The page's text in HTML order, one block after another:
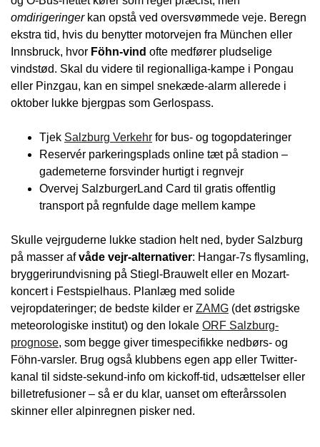
omdirigeringerkan opstå ved oversvømmede veje. Beregn
ekstra tid, hvis du benytter motorvejen fra München eller
Innsbruck, hvor Föhn-vind ofte medfører pludselige
vindstød. Skal du videre til regionalliga-kampe i Pongau
eller Pinzgau, kan en simpel snekæde-alarm allerede i
oktober lukke bjergpas som Gerlospass.
Tjek Salzburg Verkehr for bus- og togopdateringer
Reservér parkeringsplads online tæt på stadion –
gademeterne forsvinder hurtigt i regnvejr
Overvej SalzburgerLand Card til gratis offentlig
transport på regnfulde dage mellem kampe
Skulle vejrguderne lukke stadion helt ned, byder Salzburg
på masser afvåde vejr-alternativer: Hangar-7s flysamling,
bryggerirundvisning på Stiegl-Brauwelt eller en Mozart-
koncert i Festspielhaus. Planlæg med solide
vejropdateringer; de bedste kilder er ZAMG (det østrigske
meteorologiske institut) og den lokale ORF Salzburg-
prognose, som begge giver timespecifikke nedbørs- og
Föhn-varsler. Brug også klubbens egen app eller Twitter-
kanal til sidste-sekund-info om kickoff-tid, udsættelser eller
billetrefusioner – så er du klar, uanset om efterårssolen
skinner eller alpinregnen pisker ned.